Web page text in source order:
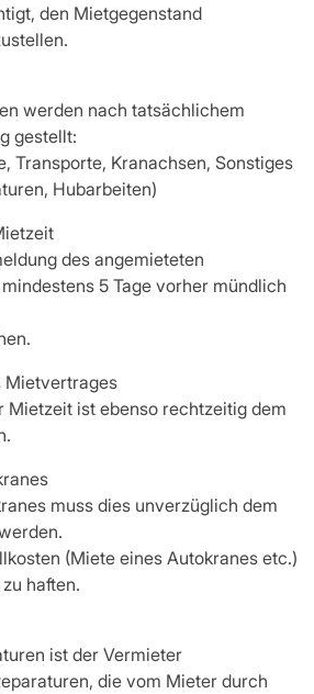
den Mietgegenstand
werden nach tatsächlichem
gestellt:
Transporte, Kranachsen, Sonstiges
Hubarbeiten)
des angemieteten
5 Tage vorher mündlich
Mietvertrages
Mietzeit ist ebenso rechtzeitig dem
muss dies unverzüglich dem
(Miete eines Autokranes etc.)
haften.
ist der Vermieter
die vom Mieter durch